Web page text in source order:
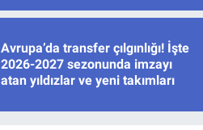
Avrupa’da transfer çılgınlığı! İşte
2026-2027 sezonunda imzayı
atan yıldızlar ve yeni takımları